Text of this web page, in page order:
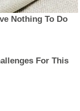
Nothing To Do
For This